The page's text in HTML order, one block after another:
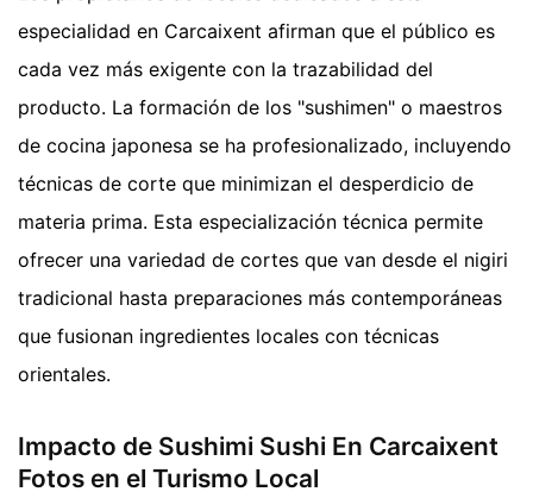
especialidad en Carcaixent afirman que el público es
cada vez más exigente con la trazabilidad del
producto. La formación de los "sushimen" o maestros
de cocina japonesa se ha profesionalizado, incluyendo
técnicas de corte que minimizan el desperdicio de
materia prima. Esta especialización técnica permite
ofrecer una variedad de cortes que van desde el nigiri
tradicional hasta preparaciones más contemporáneas
que fusionan ingredientes locales con técnicas
orientales.
Impacto de Sushimi Sushi En Carcaixent
Fotos en el Turismo Local